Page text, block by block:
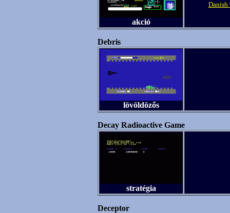
akció
Danish
Debris
lövöldözős
Decay Radioactive Game
stratégia
Deceptor